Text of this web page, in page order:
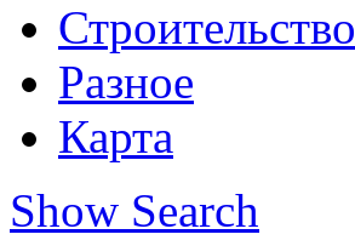
Строительство
Разное
Карта
Show Search